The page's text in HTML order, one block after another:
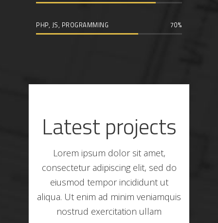
PHP, JS, PROGRAMMING 70
Latest projects
Lorem ipsum dolor sit amet,
consectetur adipiscing elit, sed do
eiusmod tempor incididunt ut
aliqua. Ut enim ad minim veniamquis
nostrud exercitation ullam